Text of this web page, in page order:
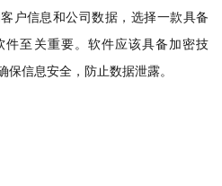
户信息和公司数据，选择一款具备
件至关重要。软件应该具备加密技
信息安全，防止数据泄露。